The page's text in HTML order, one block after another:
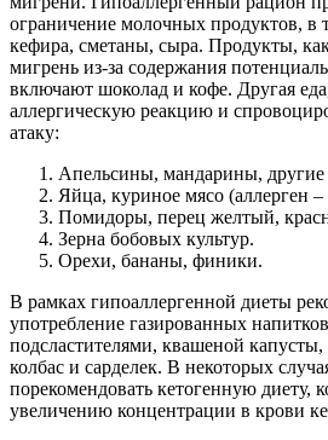
ограничение молочных продуктов, в
кефира, сметаны, сыра. Продукты,
мигрень из-за содержания
включают шоколад и кофе. Другая
аллергическую реакцию и
атаку:
Апельсины, мандарины, другие
Яйца, куриное мясо (аллерген
Помидоры, перец желтый,
Зерна бобовых культур.
Орехи, бананы, финики.
В рамках гипоаллергенной диеты
употребление газированных
подсластителями, квашеной
колбас и сарделек. В некоторых
порекомендовать кетогенную диету,
увеличению концентрации в крови